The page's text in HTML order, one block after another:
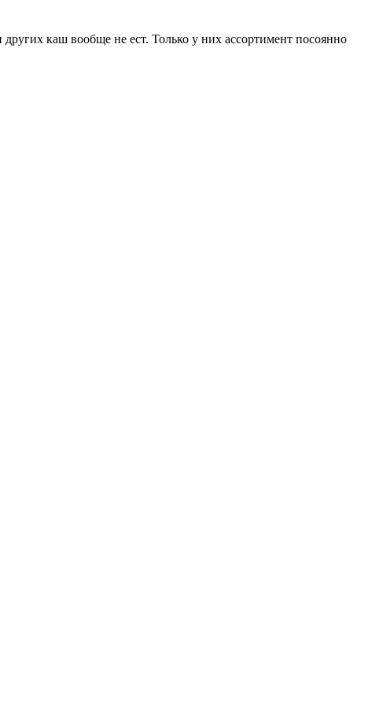
каш вообще не ест. Только у них ассортимент посоянно